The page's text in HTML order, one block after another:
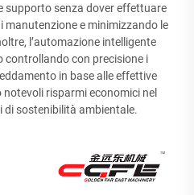
supporto senza dover effettuare
manutenzione e minimizzando le
l’automazione intelligente
controllando con precisione i
in base alle effettive
risparmi economici nel
di sostenibilità ambientale.